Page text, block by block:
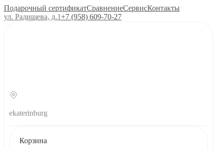
Подарочный сертификатСравнениеСервисКонтакты
ул. Радищева, д.1+7 (958) 609‑70‑27
ekaterinburg
Корзина